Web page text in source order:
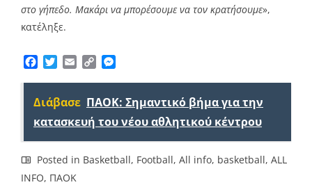
στο γήπεδο. Μακάρι να μπορέσουμε να τον κρατήσουμε»,
κατέληξε.
Facebook
TwitterEmailCopy
Διάβασε ΠΑΟΚ: Σημαντικό βήμα για την
κατασκευή του νέου αθλητικού κέντρου
Posted in Basketball, Football, All info, basketball, ALL
INFO, ΠΑΟΚ